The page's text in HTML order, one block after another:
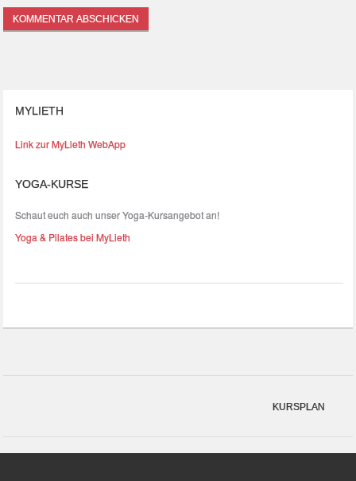
MYLIETH
Link zur MyLieth WebApp
YOGA-KURSE
Schaut euch auch unser Yoga-Kursangebot an!
Yoga & Pilates bei MyLieth
KURSPLAN